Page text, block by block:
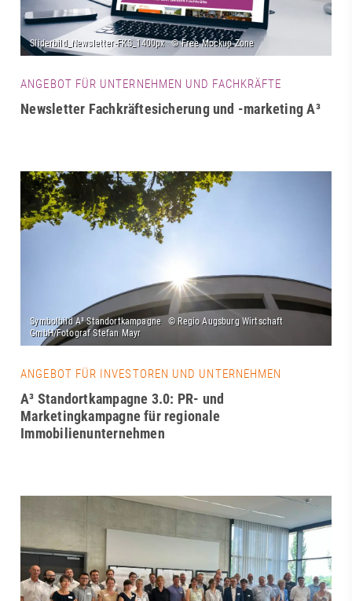
ANGEBOT FÜR UNTERNEHMEN UND FACHKRÄFTE
Newsletter Fachkräftesicherung und -marketing A³
ANGEBOT FÜR INVESTOREN UND UNTERNEHMEN
A³ Standortkampagne 3.0: PR- und
Marketingkampagne für regionale
Immobilienunternehmen